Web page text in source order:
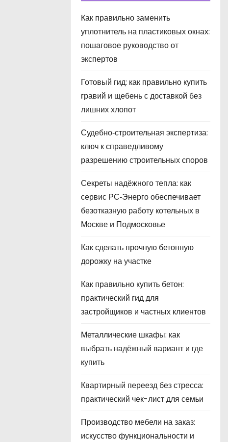
Как правильно заменить
уплотнитель на пластиковых окнах:
пошаговое руководство от
экспертов
Готовый гид: как правильно купить
гравий и щебень с доставкой без
лишних хлопот
Судебно‑строительная экспертиза:
ключ к справедливому
разрешению строительных споров
Секреты надёжного тепла: как
сервис РС‑Энерго обеспечивает
безотказную работу котельных в
Москве и Подмосковье
Как сделать прочную бетонную
дорожку на участке
Как правильно купить бетон:
практический гид для
застройщиков и частных клиентов
Металлические шкафы: как
выбрать надёжный вариант и где
купить
Квартирный переезд без стресса:
практический чек-лист для семьи
Производство мебели на заказ:
искусство функциональности и